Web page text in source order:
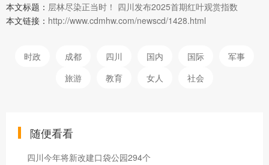
本文标题： 层林尽染正当时！ 四川发布2025首期红叶观赏指数
本文链接： http://www.cdmhw.com/newscd/1428.html
时政 成都 四川 国内 国际
军事
旅游
教育 女人 社会
随便看看
四川今年将新改建口袋公园294个